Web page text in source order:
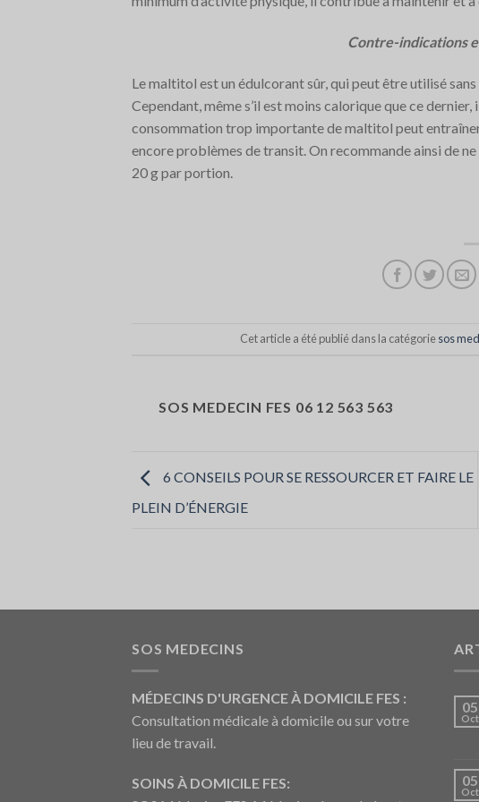
Contre-indications
Le maltitol est un édulcorant sûr, qui peut être utilisé
Cependant, même s’il est moins calorique que ce
consommation trop importante de maltitol peut
encore problèmes de transit. On recommande ainsi de ne
20 g par portion.
Cet article a été publié dans la catégoriesos
SOS MEDECIN FES 06 12 563 563
6 CONSEILS POUR SE RESSOURCER ET FAIRE LE
PLEIN D’ÉNERGIE
SOS MEDECINS
MÉDECINS D'URGENCE À DOMICILE FES :
Consultation médicale à domicile ou sur votre
lieu de travail.
SOINS À DOMICILE FES:
05
Oct
05
Oct